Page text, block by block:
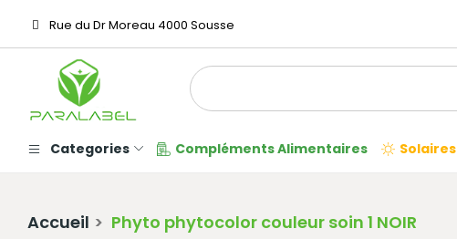
Rue du Dr Moreau 4000 Sousse
Categories Compléments Alimentaires Solaires
Accueil Phyto phytocolor couleur soin 1 NOIR